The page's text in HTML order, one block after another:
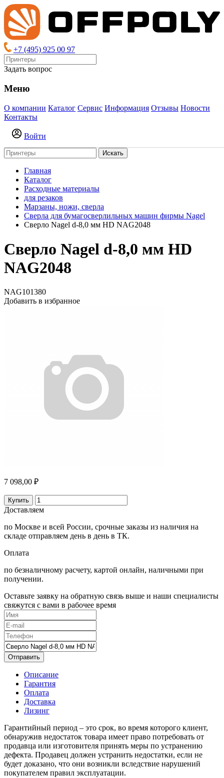
+7 (495) 925 00 97
Задать вопрос
Меню
О компании Каталог Сервис Информация Отзывы Новости
Контакты
Войти
Искать
Главная
Каталог
Расходные материалы
для резаков
Марзаны, ножи, сверла
Сверла для бумагосверлильных машин фирмы Nagel
Сверло Nagel d-8,0 мм HD NAG2048
Сверло Nagel d-8,0 мм HD
NAG2048
NAG101380
Добавить в избранное
7 098,00 ₽
Купить
Доставляем
по Москве и всей России, срочные заказы из наличия на
складе отправляем день в день в ТК.
Оплата
по безналичному расчету, картой онлайн, наличными при
получении.
Оставьте заявку на обратную связь выше и наши специалисты
свяжутся с вами в рабочее время
Отправить
Описание
Гарантия
Оплата
Доставка
Лизинг
Гарантийный период – это срок, во время которого клиент,
обнаружив недостаток товара имеет право потребовать от
продавца или изготовителя принять меры по устранению
дефекта. Продавец должен устранить недостатки, если не
будет доказано, что они возникли вследствие нарушений
покупателем правил эксплуатации.